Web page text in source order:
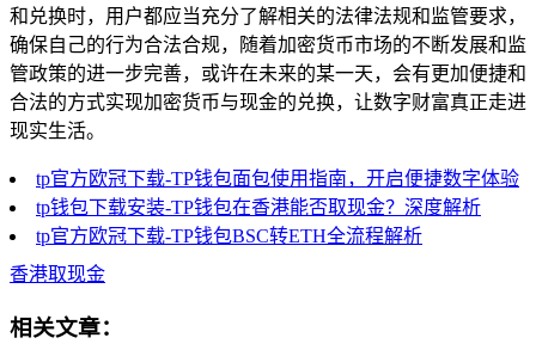
和兑换时，用户都应当充分了解相关的法律法规和监管要求，
确保自己的行为合法合规，随着加密货币市场的不断发展和监
管政策的进一步完善，或许在未来的某一天，会有更加便捷和
合法的方式实现加密货币与现金的兑换，让数字财富真正走进
现实生活。
tp官方欧冠下载-TP钱包面包使用指南，开启便捷数字体验
tp钱包下载安装-TP钱包在香港能否取现金？深度解析
tp官方欧冠下载-TP钱包BSC转ETH全流程解析
香港取现金
相关文章：